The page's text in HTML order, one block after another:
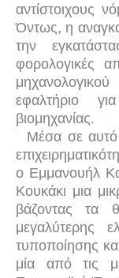
αντίστοιχους
Όντως, η
την
φορολογικές
εφαλτήριο
βιομηχανίας.
Μέσα σε αυτό
ο Εμμανουήλ
Κουκάκι μια
βάζοντας τα
μεγαλύτερης
τυποποίησης
μία από τις